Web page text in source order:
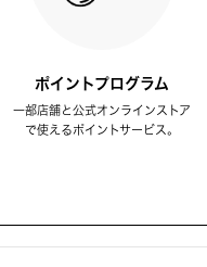
ポイントプログラム
一部店舗と公式オンラインストア
で使えるポイントサービス。